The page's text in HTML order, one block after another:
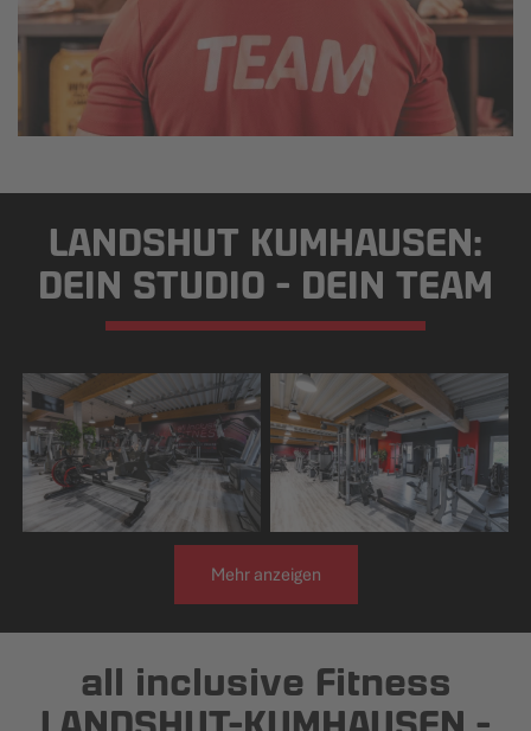
LANDSHUT KUMHAUSEN:
DEIN STUDIO - DEIN TEAM
Mehr anzeigen
all inclusive Fitness